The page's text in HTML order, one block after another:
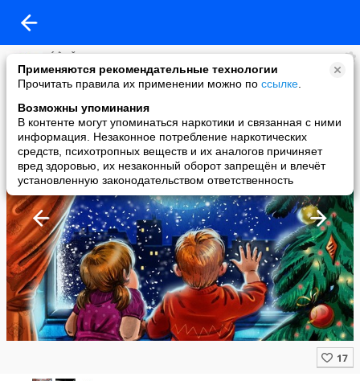
Применяются рекомендательные технологии
Прочитать правила их применении можно по ссылке
Возможны упоминания
В контенте могут упоминаться наркотики и связанная с ними
информация. Незаконное потребление наркотических
средств, психотропных веществ и их аналогов причиняет
вред здоровью, их незаконный оборот запрещён и влечёт
установленную законодательством ответственность
ḾẰЯǨ
added a photo
14 Dec в 21:26